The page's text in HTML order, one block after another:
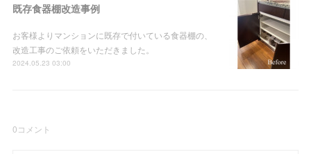
既存食器棚改造事例
お客様よりマンションに既存で付いている食器棚の、
改造工事のご依頼をいただきました。
2024.05.23 03:00
0コメント